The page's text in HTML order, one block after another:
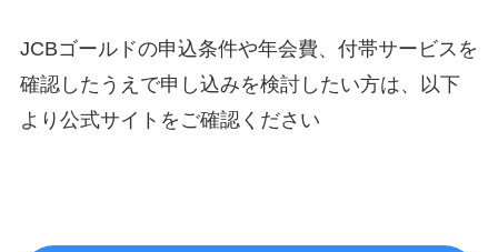
JCBゴールドの申込条件や年会費、付帯サービスを
確認したうえで申し込みを検討したい方は、以下
より公式サイトをご確認ください